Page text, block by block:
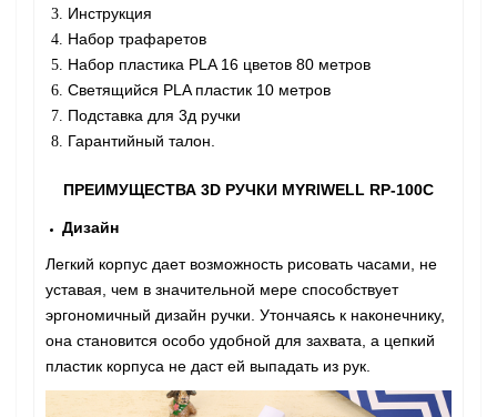
Инструкция
Набор трафаретов
Набор пластика PLA 16 цветов 80 метров
Светящийся PLA пластик 10 метров
Подставка для 3д ручки
Гарантийный талон.
ПРЕИМУЩЕСТВА 3D РУЧКИ MYRIWELL RP-100C
Дизайн
Легкий корпус дает возможность рисовать часами, не
уставая, чем в значительной мере способствует
эргономичный дизайн ручки. Утончаясь к наконечнику,
она становится особо удобной для захвата, а цепкий
пластик корпуса не даст ей выпадать из рук.